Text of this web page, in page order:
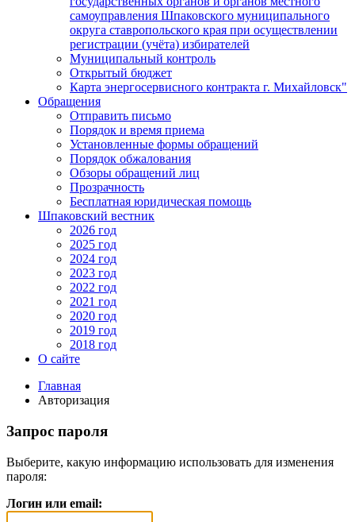
самоуправления Шпаковского муниципального
округа ставропольского края при осуществлении
регистрации (учёта) избирателей
Муниципальный контроль
Открытый бюджет
Карта энергосервисного контракта г. Михайловск"
Обращения
Отправить письмо
Порядок и время приема
Установленные формы обращений
Порядок обжалования
Обзоры обращений лиц
Прозрачность
Бесплатная юридическая помощь
Шпаковский вестник
2026 год
2025 год
2024 год
2023 год
2022 год
2021 год
2020 год
2019 год
2018 год
О сайте
Главная
Авторизация
Запрос пароля
Выберите, какую информацию использовать для изменения
пароля:
Логин или email: